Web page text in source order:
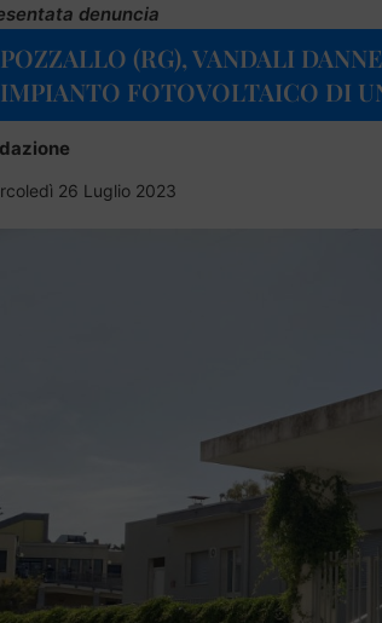
denuncia
POZZALLO (RG), VANDALI
IMPIANTO FOTOVOLTAICO DI
26 Luglio 2023